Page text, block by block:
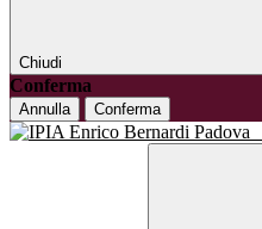
Chiudi
Conferma
Annulla Conferma